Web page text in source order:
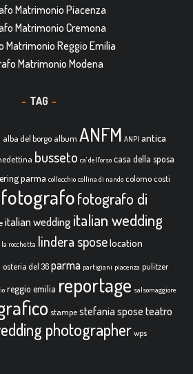
Matrimonio Piacenza
Matrimonio Cremona
Matrimonio Reggio Emilia
Matrimonio Modena
TAG
alba del borgo album ANFM ANPI antica
busseto ca' dell'orso casa della sposa
parma collecchio collina di nando colorno costi
fotografofotografo di
italian wedding italian wedding
la rocchetta lindera sposelocation
osteria del 36parma partigiani piacenza pulitzer
reggio emilia reportage salsomaggiore
stampe stefania spose teatro
photographer wps